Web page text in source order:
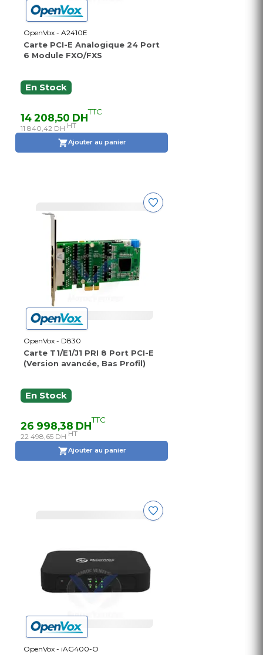
OpenVox - A2410E
Carte PCI-E Analogique 24 Port
6 Module FXO/FXS
En Stock
14 208,50 DHTTC
11 840,42 DH HT
Ajouter au panier
OpenVox - D830
Carte T1/E1/J1 PRI 8 Port PCI-E
(Version avancée, Bas Profil)
En Stock
26 998,38 DHTTC
22 498,65 DH HT
Ajouter au panier
OpenVox - iAG400-O